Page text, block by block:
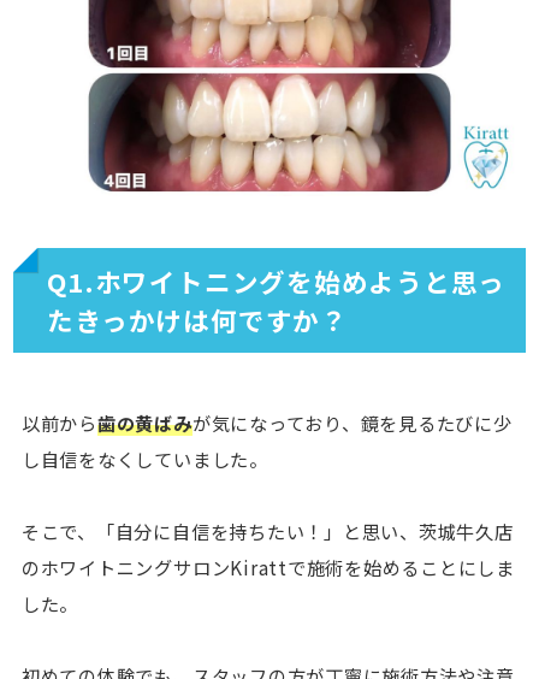
Q1.ホワイトニングを始めようと思っ
たきっかけは何ですか？
以前から歯の黄ばみが気になっており、鏡を見るたびに少
し自信をなくしていました。
そこで、「自分に自信を持ちたい！」と思い、茨城牛久店
のホワイトニングサロンKirattで施術を始めることにしま
した。